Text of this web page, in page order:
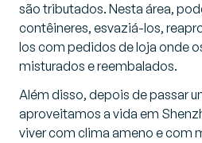
são tributados. Nesta área,
contêineres, esvaziá-los,
los com pedidos de loja onde
misturados e reembalados.
Além disso, depois de passar
aproveitamos a vida em
viver com clima ameno e com